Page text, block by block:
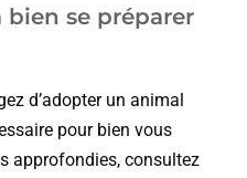
bien se préparer
d’adopter un animal
pour bien vous
approfondies, consultez